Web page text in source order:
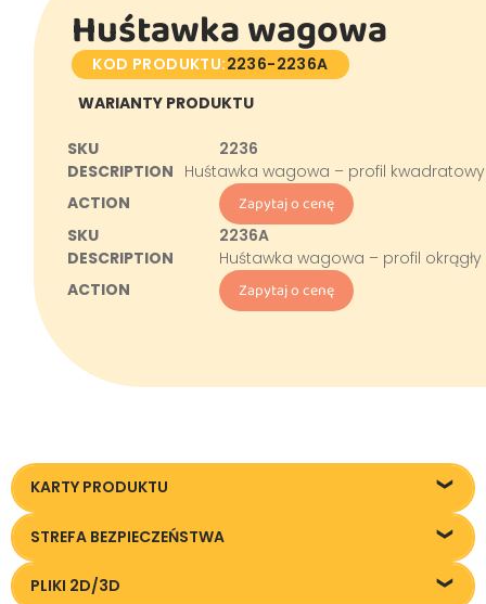
Huśtawka wagowa
KOD PRODUKTU:2236-2236A
WARIANTY PRODUKTU
2236
Huśtawka wagowa – profil kwadratowy
Zapytaj o cenę
2236A
Huśtawka wagowa – profil okrągły
Zapytaj o cenę
KARTY PRODUKTU
2236_Hustawka-wagowa_KT20140715
2236A_Hustawka-wagowa_KT20140715
STREFA BEZPIECZEŃSTWA
Strefa bezpieczeństwa
PLIKI 2D/3D